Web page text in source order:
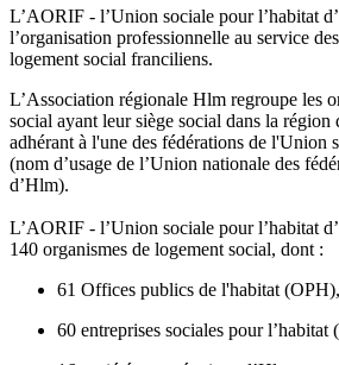
L’AORIF - l’Union sociale pour l’habitat
l’organisation professionnelle au service
logement social franciliens.
L’Association régionale Hlm regroupe les
social ayant leur siège social dans la région
adhérant à l'une des fédérations de l'Union
(nom d’usage de l’Union nationale des
d’Hlm).
L’AORIF - l’Union sociale pour l’habitat
140 organismes de logement social, dont :
61 Offices publics de l'habitat (OPH),
60 entreprises sociales pour